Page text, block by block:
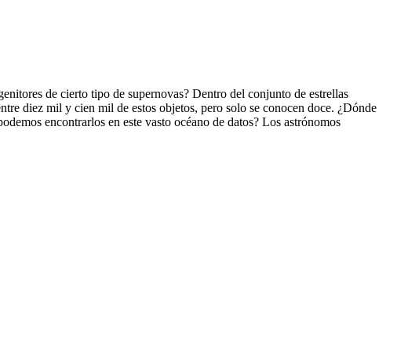
de cierto tipo de supernovas? Dentro del conjunto de estrellas
diez mil y cien mil de estos objetos, pero solo se conocen doce. ¿Dónde
encontrarlos en este vasto océano de datos? Los astrónomos